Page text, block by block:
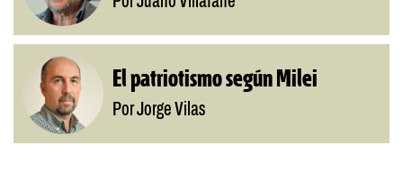
El patriotismo según Milei
Por Jorge Vilas